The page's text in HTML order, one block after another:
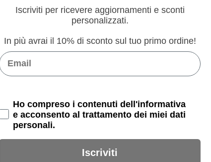
Iscriviti per ricevere aggiornamenti e sconti
personalizzati.
In più avrai il 10% di sconto sul tuo primo ordine!
Email
Privacy Policy
Ho compreso i contenuti dell'informativa
e acconsento al trattamento dei miei dati
personali.
Iscriviti